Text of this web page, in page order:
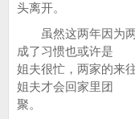
头离开。
虽然这两年因为两
成了习惯也或许是
姐夫很忙，两家的来
姐夫才会回家里团
聚。